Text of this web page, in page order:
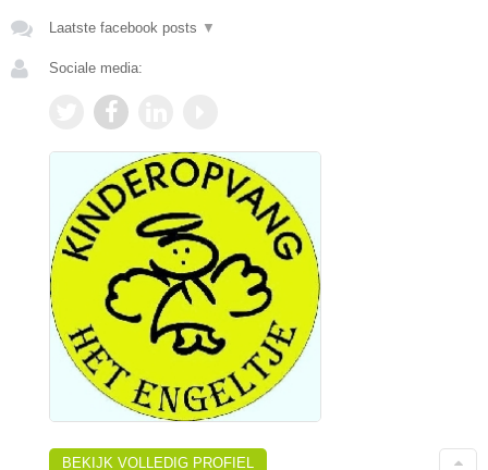
Laatste facebook posts ▼
Sociale media:
BEKIJK VOLLEDIG PROFIEL